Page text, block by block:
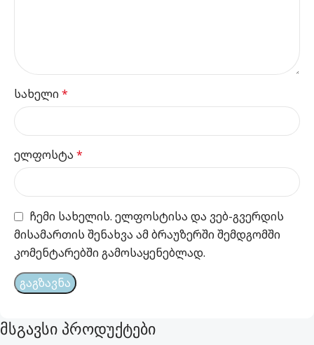
სახელი*
ელფოსტა *
ჩემი სახელის. ელფოსტისა და ვებ-გვერდის
მისამართის შენახვა ამ ბრაუზერში შემდგომში
კომენტარებში გამოსაყენებლად.
მსგავსი პროდუქტები